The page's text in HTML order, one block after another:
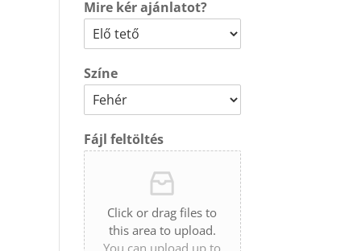
Mire kér ajánlatot?
Színe
Fájl feltöltés
Click or drag files to
this area to upload.
You can upload up to